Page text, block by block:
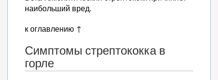
наибольший вред.
к оглавлению ↑
Симптомы стрептококка в
горле